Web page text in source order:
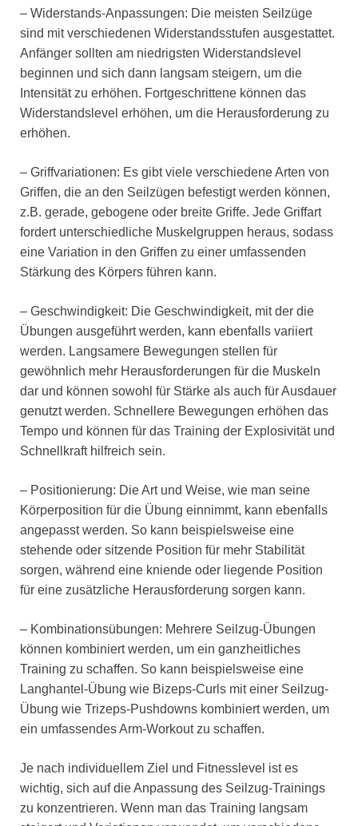
– Widerstands-Anpassungen: Die meisten Seilzüge
sind mit verschiedenen Widerstandsstufen ausgestattet.
Anfänger sollten am niedrigsten Widerstandslevel
beginnen und sich dann langsam steigern, um die
Intensität zu erhöhen. Fortgeschrittene können das
Widerstandslevel erhöhen, um die Herausforderung zu
erhöhen.
– Griffvariationen: Es gibt viele verschiedene Arten von
Griffen, die an den Seilzügen befestigt werden können,
z.B. gerade, gebogene oder breite Griffe. Jede Griffart
fordert unterschiedliche Muskelgruppen heraus, sodass
eine Variation in den Griffen zu einer umfassenden
Stärkung des Körpers führen kann.
– Geschwindigkeit: Die Geschwindigkeit, mit der die
Übungen ausgeführt werden, kann ebenfalls variiert
werden. Langsamere Bewegungen stellen für
gewöhnlich mehr Herausforderungen für die Muskeln
dar und können sowohl für Stärke als auch für Ausdauer
genutzt werden. Schnellere Bewegungen erhöhen das
Tempo und können für das Training der Explosivität und
Schnellkraft hilfreich sein.
– Positionierung: Die Art und Weise, wie man seine
Körperposition für die Übung einnimmt, kann ebenfalls
angepasst werden. So kann beispielsweise eine
stehende oder sitzende Position für mehr Stabilität
sorgen, während eine kniende oder liegende Position
für eine zusätzliche Herausforderung sorgen kann.
– Kombinationsübungen: Mehrere Seilzug-Übungen
können kombiniert werden, um ein ganzheitliches
Training zu schaffen. So kann beispielsweise eine
Langhantel-Übung wie Bizeps-Curls mit einer Seilzug-
Übung wie Trizeps-Pushdowns kombiniert werden, um
ein umfassendes Arm-Workout zu schaffen.
Je nach individuellem Ziel und Fitnesslevel ist es
wichtig, sich auf die Anpassung des Seilzug-Trainings
zu konzentrieren. Wenn man das Training langsam